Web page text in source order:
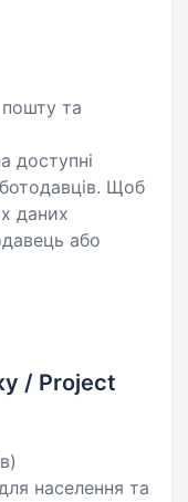
та
доступні
Щоб
даних
або
/ Project
населення та